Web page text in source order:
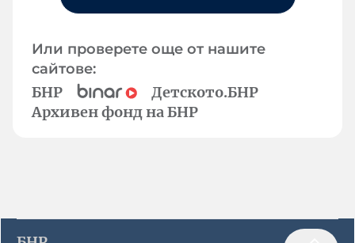
Или проверете още от нашите
сайтове:
БНР
Детското.БНР
Архивен фонд на БНР